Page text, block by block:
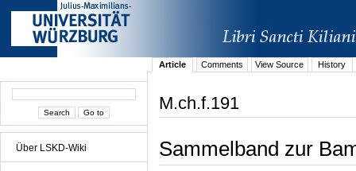
Über LSKD-Wiki
Article Comments View Source History
M.ch.f.191
Sammelband zur